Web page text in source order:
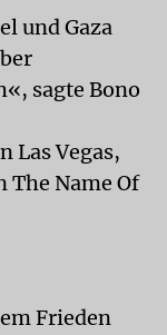
und Gaza
sagte Bono
Las Vegas,
The Name Of
Frieden